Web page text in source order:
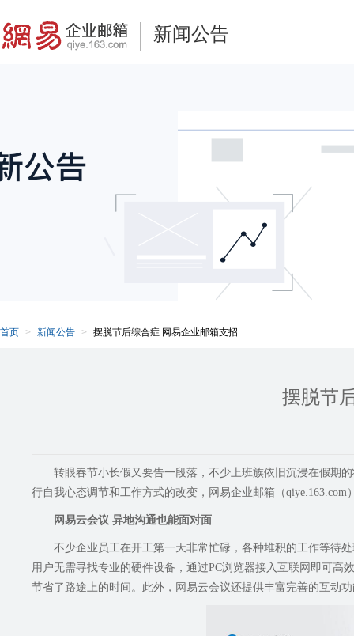
新闻公告
首页 新闻公告 摆脱节后综合症 网易企业邮箱支招
摆脱节
转眼春节小长假又要告一段落，不少上班族依旧沉浸在假期
行自我心态调节和工作方式的改变，网易企业邮箱（qiye.163.com
网易云会议 异地沟通也能面对面
不少企业员工在开工第一天非常忙碌，各种堆积的工作等待
用户无需寻找专业的硬件设备，通过PC浏览器接入互联网即可
节省了路途上的时间。此外，网易云会议还提供丰富完善的互动